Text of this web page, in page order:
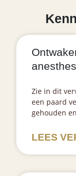
Zie in dit
een paard
gehouden
LEES